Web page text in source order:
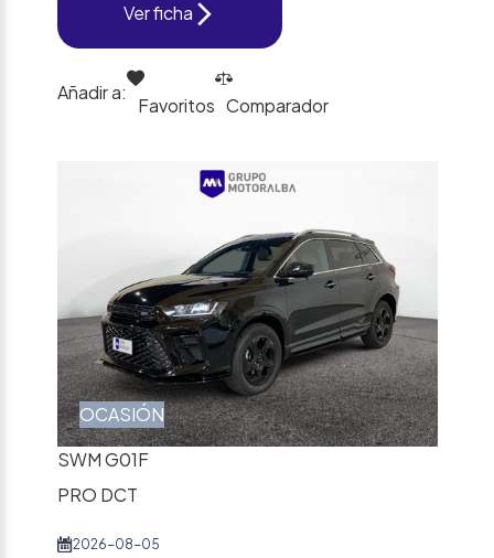
Ver ficha
Añadir a:
Favoritos Comparador
OCASIÓN
SWM G01F
PRO DCT
2026-08-05